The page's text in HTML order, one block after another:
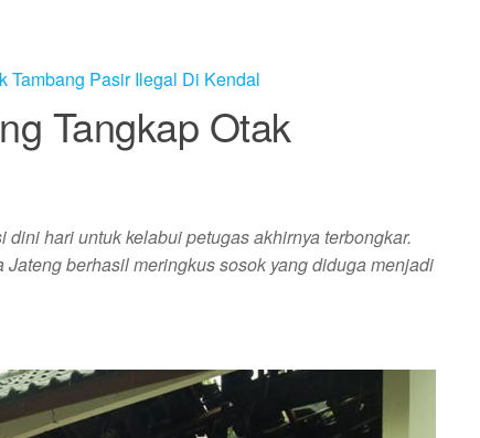
Tangkap Otak
hari untuk kelabui petugas akhirnya terbongkar.
berhasil meringkus sosok yang diduga menjadi